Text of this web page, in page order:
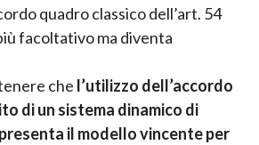
quadro classico dell’art. 54
facoltativo ma diventa
che l’utilizzo dell’accordo
di un sistema dinamico di
il modello vincente per